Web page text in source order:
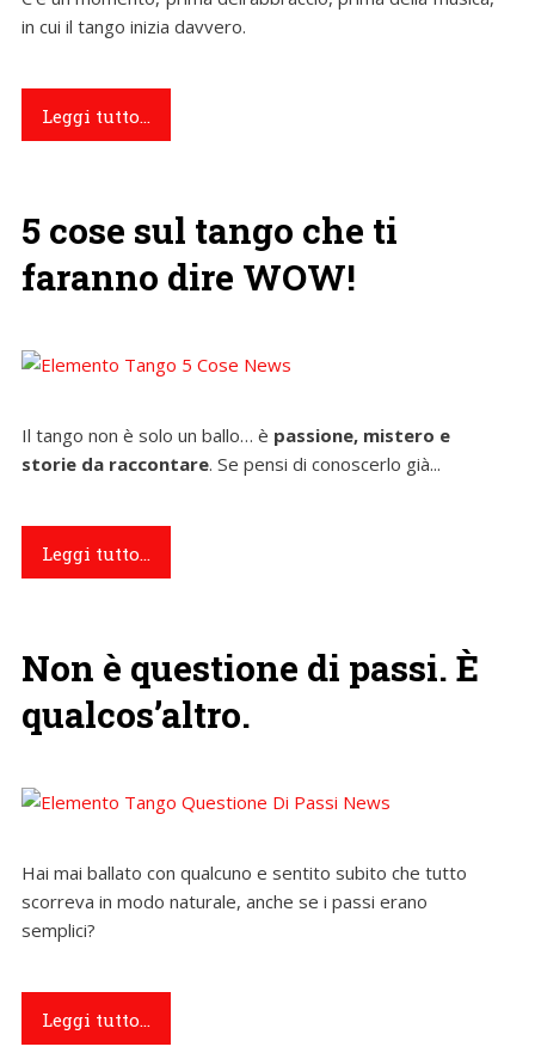
in cui il tango inizia davvero.
Leggi tutto...
5 cose sul tango che ti
faranno dire WOW!
Il tango non è solo un ballo… è passione, mistero e
storie da raccontare. Se pensi di conoscerlo già...
Leggi tutto...
Non è questione di passi. È
qualcos’altro.
Hai mai ballato con qualcuno e sentito subito che tutto
scorreva in modo naturale, anche se i passi erano
semplici?
Leggi tutto...